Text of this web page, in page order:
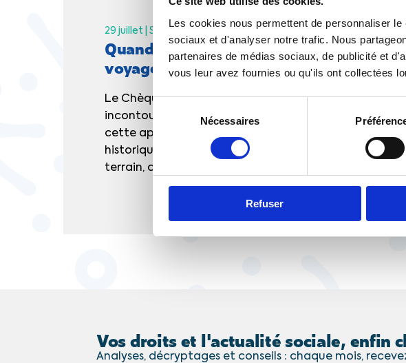
Les cookies nous permettent de personnaliser
sociaux et d'analyser notre trafic. Nous
partenaires de médias sociaux, de publicité et
vous leur avez fournies ou qu'ils ont collectées
Sélection
du
consentement
Nécessaires
Refuser
29 juillet | Social
Quand syndicalisme et service public
voyager le pouvoir d'achat
Le Chèque-Vacances est un acquis social
incontournable. Mais derrière ce carnet de chèques ou
cette application mobile se cache une alliance
historique. Entre impulsion d’État et négociation de
terrain, comment...
Vos droits et l'actualité sociale, enfin
Analyses, décryptages et conseils : chaque mois, recevez